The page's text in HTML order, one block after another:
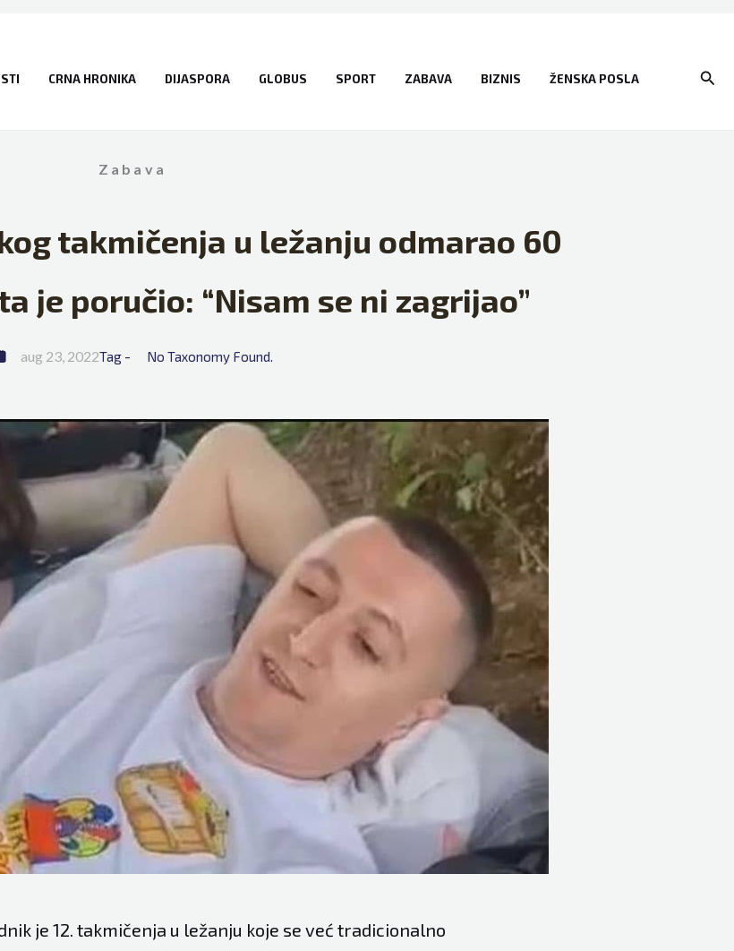
CRNA HRONIKA DIJASPORA GLOBUS SPORT ZABAVA BIZNIS ŽENSKA POSLA
Zabava
takmičenja u ležanju odmarao 60
je poručio: “Nisam se ni zagrijao”
aug 23, 2022Tag - No Taxonomy Found.
je 12. takmičenja u ležanju koje se već tradicionalno